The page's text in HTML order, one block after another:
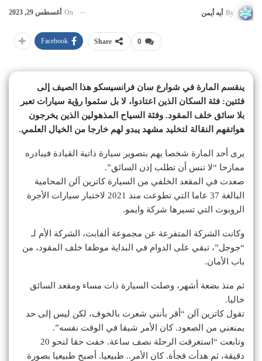
By أيه أيمن On أغسطس 29, 2023
0
Share
Facebook
ينقسم المارة في شوارع سان فرانسيسكو هذا الصيف إلى
فئتين: فئة السكان الذين اعتادوا، لا بل سئموا رؤية سيارات تعبر
بلا سائق خلف المقود. وفئة السياح المذهولين الذين يخرجون
هواتفهم النقالة لتخليد مشهد يبدو لهم خارجا من الخيال العلمي.
يرى أحد المارة شخصا يهم بتصوير سيارة ذاتية القيادة فيبادره
ممازحا “لا تنس أن تطلب إذن السائق”.
صعدت في المقعد الخلفي من السيارة كاترين آلن المحامية
البالغة 37 عاما التي تطوعت منذ 2021 لاختبار سيارات الأجرة
الروبوت التي تسيرها شركة وايمو.
وكانت الشركة المتفرعة عن مجموعة ألفابت، الشركة الأم لـ
“جوجل”، تبقي على الدوام في البداية موظفا خلف المقود، من
باب الأمان.
ثم منذ بضعة أشهر، وصلت السيارة ذات مساء ومقعد السائق
خاليا.
تقول كاترين آلن “أقر بأنني شعرت بالخوف، لكن ليس إلى حد
يمنعني من الصعود. كان الأمر شيقا في الوقت نفسه”.
وتابعت “استغرقت الرحلة نصف ساعة. خفت حقا لنحو 20
دقيقة، ثم هدأت فجأة. كان الأمر.. طبيعيا. أصبح طبيعيا بصورة